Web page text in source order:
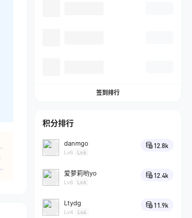
签到排行
积分排行
danmgo
Lv6 Lv6
12.8k
爱萝莉哟yo
Lv6 Lv6
12.4k
Ltydg
Lv4 Lv4
11.9k